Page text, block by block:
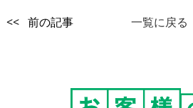
<< 前の記事 一覧に戻る